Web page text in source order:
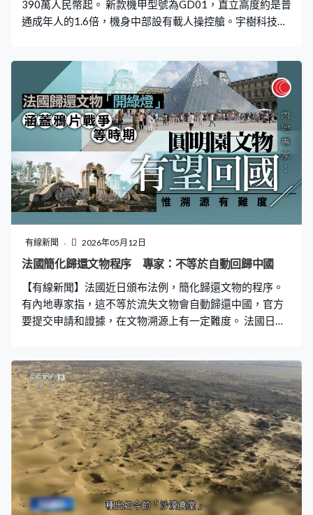
390萬人民幣起。 新款機甲型號為GD01，直立高度約是普
通成年人的1.6倍，機身中部設有載人操控艙。宇樹科技創
量約500公斤，公司說可用作民用交通工具。
有線新聞 2026年05月12日
法國簡化歸還文物程序 專家：不等於自動回歸中國
【有線新聞】法國近日頒布法例，簡化歸還文物的程序。
有內地專家指，這不等於流失文物會自動歸還中國，官方
要提交申請和證據，在文物溯源上有一定難度。 法國日前
等方式獲得的外國文物。相關時段涵蓋鴉片戰爭等時期，
但法案生效不等於中國流失文物可自動歸還。首先，法案
只對國有和公共機構有效，對私人藏品沒有法律效力。至
於「非法獲取文物」的定義，亦需雙方進一步協商。中國
政法大學教授霍政欣：「這部法律將軍事物品、考古發掘
的文物排除在返還範圍外，同時也沒有對這些定義做出準
確的說明，所以像當時一些所謂的法國探險家像伯希和
等，在敦煌以所謂的低價方式購買的文物，能不能在返還
範圍內，還需要雙方通過協商來進一步明確。」 有專家相